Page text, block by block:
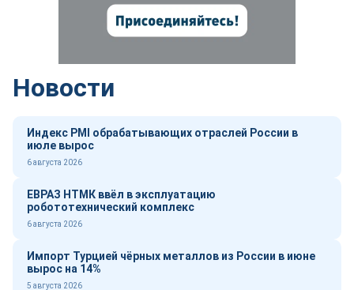
Новости
Индекс PMI обрабатывающих отраслей России в
июле вырос
6 августа 2026
ЕВРАЗ НТМК ввёл в эксплуатацию
робототехнический комплекс
6 августа 2026
Импорт Турцией чёрных металлов из России в июне
вырос на 14%
5 августа 2026